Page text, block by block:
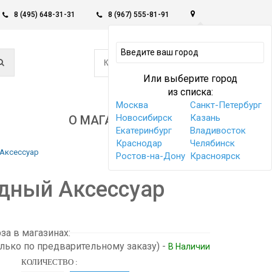
8 (495) 648-31-31 8 (967) 555-81-91
Или выберите город
из списка:
Москва
Санкт-Петербург
Новосибирск
Казань
Екатеринбург
Владивосток
Краснодар
Челябинск
Ростов-на-Дону Красноярск
КОРЗИНА -
0
О МАГАЗИНЕ
Аксессуар
в магазинах:
по предварительному заказу) - В Наличии
КОЛИЧЕСТВО :